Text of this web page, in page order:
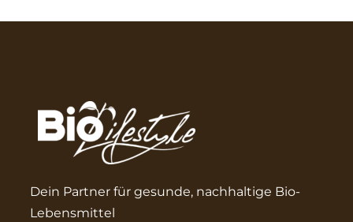
Dein Partner für gesunde, nachhaltige Bio-
Lebensmittel